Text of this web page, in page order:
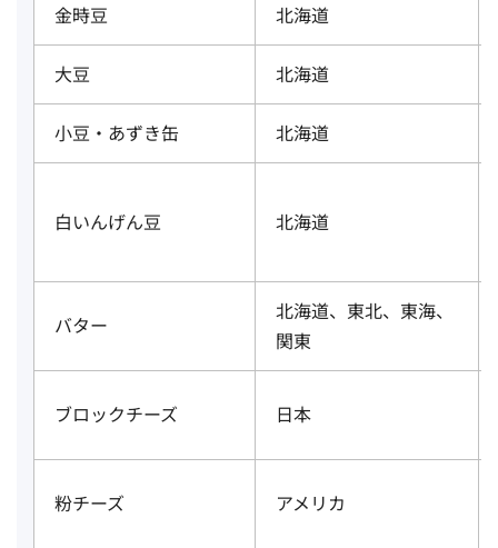
金時豆 北海道
大豆 北海道
小豆・あずき缶 北海道
白いんげん豆 北海道
バター
北海道、東北、東海、
関東
ブロックチーズ 日本
粉チーズ アメリカ